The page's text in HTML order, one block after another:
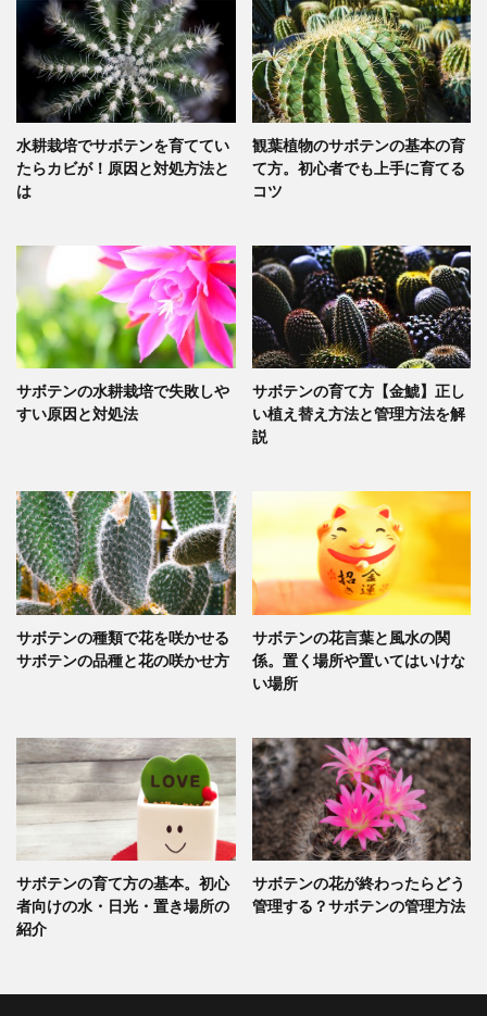
水耕栽培でサボテンを育ててい
たらカビが！原因と対処方法と
は
観葉植物のサボテンの基本の育
て方。初心者でも上手に育てる
コツ
サボテンの水耕栽培で失敗しや
すい原因と対処法
サボテンの育て方【金鯱】正し
い植え替え方法と管理方法を解
説
サボテンの種類で花を咲かせる
サボテンの品種と花の咲かせ方
サボテンの花言葉と風水の関
係。置く場所や置いてはいけな
い場所
サボテンの育て方の基本。初心
者向けの水・日光・置き場所の
紹介
サボテンの花が終わったらどう
管理する？サボテンの管理方法